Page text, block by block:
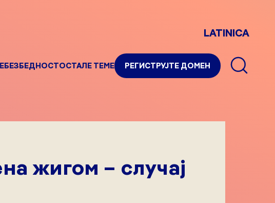
LATINICA
БЕЗБЕДНОСТОСТАЛЕ ТЕМЕ РЕГИСТРУЈТЕ ДОМЕН
жигом – случај